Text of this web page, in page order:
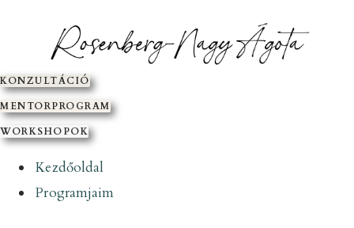
KONZULTÁCIÓ
MENTORPROGRAM
WORKSHOPOK
Kezdőoldal
Programjaim